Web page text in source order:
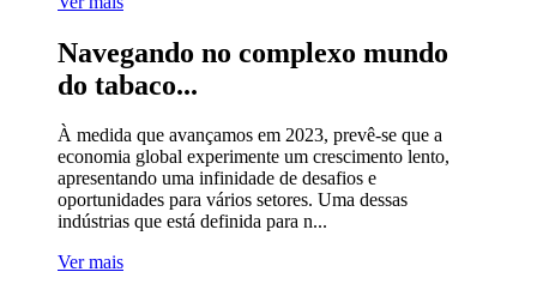
Navegando no complexo mundo
do tabaco...
À medida que avançamos em 2023, prevê-se que a
economia global experimente um crescimento lento,
apresentando uma infinidade de desafios e
oportunidades para vários setores. Uma dessas
indústrias que está definida para n...
Ver mais